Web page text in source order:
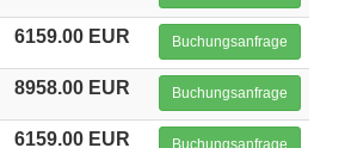
6159.00 EUR Buchungsanfrage
8958.00 EUR Buchungsanfrage
6159.00 EUR Buchungsanfrage